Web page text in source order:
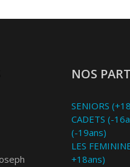
NOS
SENIORS
CADETS (-
(-19ans)
LES
+18ans)